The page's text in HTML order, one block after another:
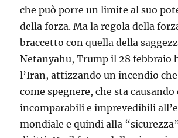
che può porre un limite al suo
della forza. Ma la regola della
braccetto con quella della
Netanyahu, Trump il 28 febbraio
l’Iran, attizzando un incendio
come spegnere, che sta causando
incomparabili e imprevedibili
mondiale e quindi alla